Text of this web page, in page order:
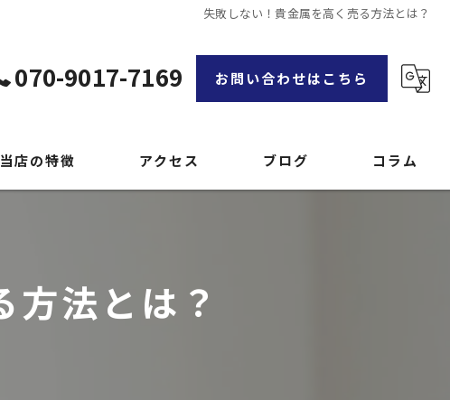
失敗しない！貴金属を高く売る方法とは？
070-9017-7169 お問い合わせはこちら
当店の特徴
ンド品
アクセス ブログ コラム
法とは？